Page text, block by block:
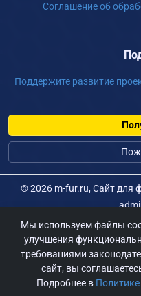
Соглашение об
Поддержите развитие
©2026 m-fur.ru, Сайт для
Мы используем файлы
улучшения
требованиями
сайт, вы
Подробнее в